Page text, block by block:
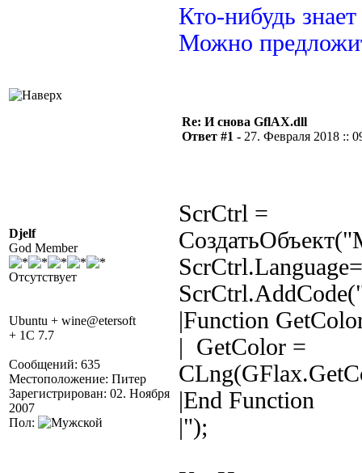
Кто-нибудь
Можно
Djelf
God Member
Отсутствует
Ubuntu + wine@etersoft
+ 1C 7.7
Сообщений: 635
Местоположение: Питер
Зарегистрирован: 02. Ноября
2007
Пол:
Re: И снова GflAX.dll
Ответ #1 - 27. Февраля 2018 ::
ScrCtrl =
|Function
| GetColor =
|End Function
|");